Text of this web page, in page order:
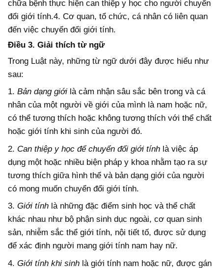
chữa bệnh thực hiện can thiệp y học cho người chuyển
đổi giới tính.4. Cơ quan, tổ chức, cá nhân có liên quan
đến việc chuyển đổi giới tính.
Điều 3. Giải thích từ ngữ
Trong Luật này, những từ ngữ dưới đây được hiểu như
sau:
1. Bản dạng giới là cảm nhận sâu sắc bên trong và cá
nhân của một người về giới của mình là nam hoặc nữ,
có thể tương thích hoặc không tương thích với thể chất
hoặc giới tính khi sinh của người đó.
2. Can thiệp y học để chuyển đổi giới tính là việc áp
dụng một hoặc nhiều biện pháp y khoa nhằm tạo ra sự
tương thích giữa hình thể và bản dạng giới của người
có mong muốn chuyển đổi giới tính.
3. Giới tính là những đặc điểm sinh học và thể chất
khác nhau như bộ phận sinh dục ngoài, cơ quan sinh
sản, nhiễm sắc thể giới tính, nội tiết tố, được sử dụng
để xác định người mang giới tính nam hay nữ.
4. Giới tính khi sinh là giới tính nam hoặc nữ, được gán